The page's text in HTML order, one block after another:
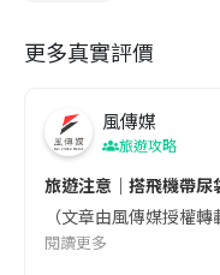
更多真實評價
風傳媒
旅遊攻略
旅遊注意｜搭飛機帶
（文章由風傳媒授權
閱讀更多